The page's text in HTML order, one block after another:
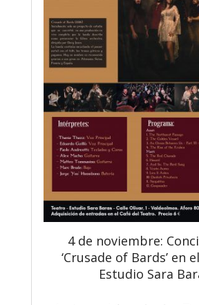
4 de noviembre:
‘Crusade of Bards’ en
Estudio Sara